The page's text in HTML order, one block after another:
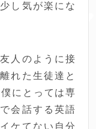
し気が楽にな
人のように接
れた生徒達と
にとっては専
会話する英語
ケてない自分